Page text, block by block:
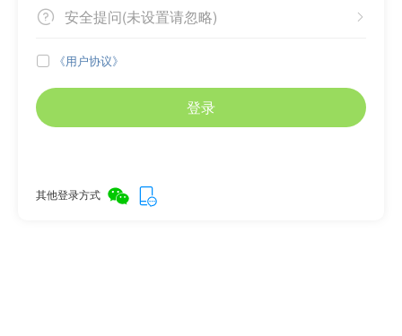
 
安全提问(未设置请忽略)
 《用户协议》
登录
其他登录方式